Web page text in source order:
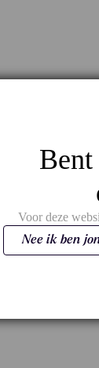
Voor deze
Nee ik ben